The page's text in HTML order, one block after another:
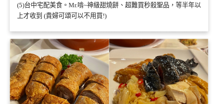
(5)台中宅配美食。Mr.啃~神級甜燒餅、超難買秒殺聖品，等半年以
上才收到 (貴婦可頌可以不用買!)